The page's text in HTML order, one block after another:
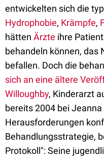
entwickelten sich die
Hydrophobie, Krämpfe,
hätten Ärzte ihre
behandeln können, das
befallen. Doch die
sich an eine ältere
Willoughby, Kinderarzt
bereits 2004 bei
Herausforderungen
Behandlungsstrategie,
Protokoll": Seine